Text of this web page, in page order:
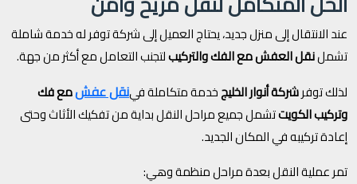
عند الانتقال إلى منزل جديد، يحتاج العميل إلى شركة توفر له خدمة شاملة
تشملنقل العفش مع الفك والتركيبلتجنب التعامل مع أكثر من جهة.
لذلك توفرشركة أنوار الخليجخدمة متكاملة فينقل عفشمع فك
وتركيب الكويتتشمل جميع مراحل النقل بداية من تفكيك الأثاث وحتى
إعادة تركيبه في المكان الجديد.
تمر عملية النقل بعدة مراحل منظمة وهي: